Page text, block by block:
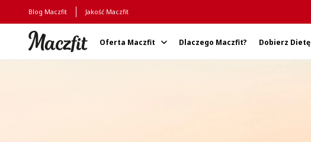
Blog Maczfit Jakość Maczfit
Oferta Maczfit Dlaczego Maczfit? Dobierz Dietę